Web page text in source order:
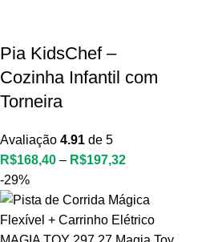
R$397,07.R$229,24.
Pia KidsChef –
Cozinha Infantil com
Torneira
Avaliação 4.91 de 5
R$168,40 – R$197,32
-29%